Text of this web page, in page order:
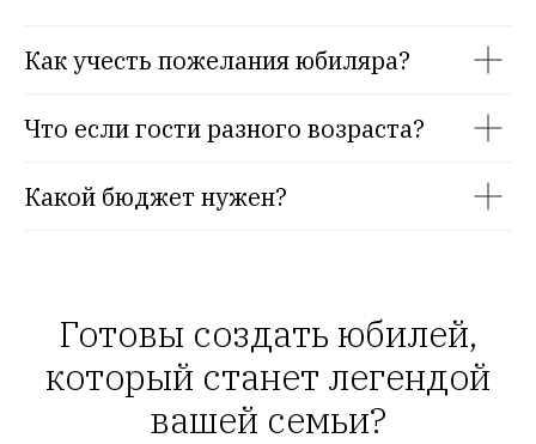
Как учесть пожелания юбиляра?
Что если гости разного возраста?
Какой бюджет нужен?
Готовы создать юбилей,
который станет легендой
вашей семьи?